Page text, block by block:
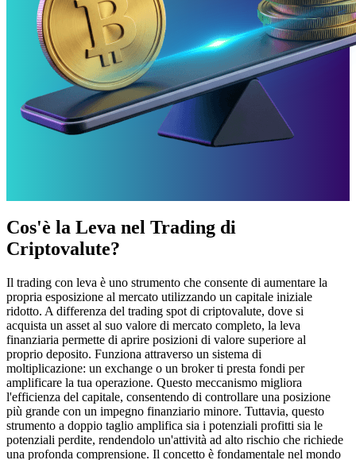
Cos'è la Leva nel Trading di
Criptovalute?
Il trading con leva è uno strumento che consente di aumentare la
propria esposizione al mercato utilizzando un capitale iniziale
ridotto. A differenza del trading spot di criptovalute, dove si
acquista un asset al suo valore di mercato completo, la leva
finanziaria permette di aprire posizioni di valore superiore al
proprio deposito. Funziona attraverso un sistema di
moltiplicazione: un exchange o un broker ti presta fondi per
amplificare la tua operazione. Questo meccanismo migliora
l'efficienza del capitale, consentendo di controllare una posizione
più grande con un impegno finanziario minore. Tuttavia, questo
strumento a doppio taglio amplifica sia i potenziali profitti sia le
potenziali perdite, rendendolo un'attività ad alto rischio che richiede
una profonda comprensione. Il concetto è fondamentale nel mondo